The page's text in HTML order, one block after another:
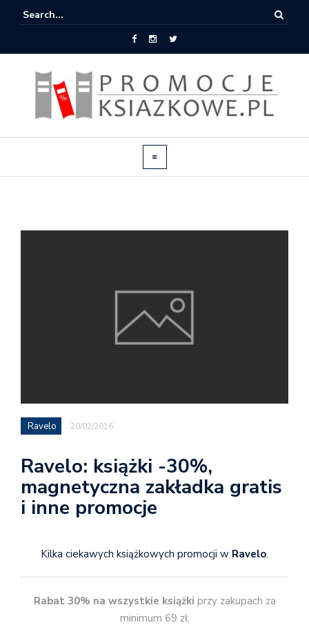
Ravelo 20/02/2016
Ravelo: książki -30%,
magnetyczna zakładka gratis
i inne promocje
Kilka ciekawych książkowych promocji w Ravelo.
Rabat 30% na wszystkie książki przy zakupach za
minimum 69 zł.